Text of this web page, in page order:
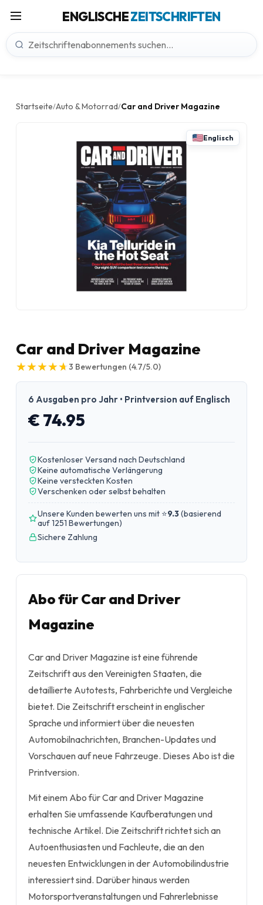
ENGLISCHEZEITSCHRIFTEN
Startseite/Auto & Motorrad/Car and Driver Magazine
Englisch
Car and Driver Magazine
★
★★
★★
★★
★★
★3 Bewertungen (4.7/5.0)
6 Ausgaben pro Jahr • Printversion auf Englisch
€ 74.95
Kostenloser Versand nach Deutschland
Keine automatische Verlängerung
Keine versteckten Kosten
Verschenken oder selbst behalten
Unsere Kunden bewerten uns mit ⭐9.3(basierend
auf 1251 Bewertungen)
Sichere Zahlung
Abo für Car and Driver
Magazine
Car and Driver Magazine ist eine führende
Zeitschrift aus den Vereinigten Staaten, die
detaillierte Autotests, Fahrberichte und Vergleiche
bietet. Die Zeitschrift erscheint in englischer
Sprache und informiert über die neuesten
Automobilnachrichten, Branchen-Updates und
Vorschauen auf neue Fahrzeuge. Dieses Abo ist die
Printversion.
Mit einem Abo für Car and Driver Magazine
erhalten Sie umfassende Kaufberatungen und
technische Artikel. Die Zeitschrift richtet sich an
Autoenthusiasten und Fachleute, die an den
neuesten Entwicklungen in der Automobilindustrie
interessiert sind. Darüber hinaus werden
Motorsportveranstaltungen und Fahrerlebnisse